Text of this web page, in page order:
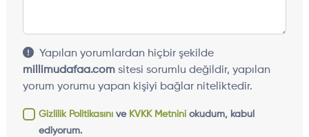
Yapılan yorumlardan hiçbir şekilde
millimudafaa.comsitesi sorumlu değildir, yapılan
yorum yorumu yapan kişiyi bağlar niteliktedir.
Gizlilik Politikasınıve KVKK Metniniokudum, kabul
ediyorum.